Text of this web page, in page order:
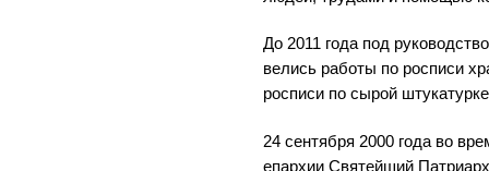
До 2011 года под
велись работы по росписи
росписи по сырой
24 сентября 2000 года во
епархии Святейший